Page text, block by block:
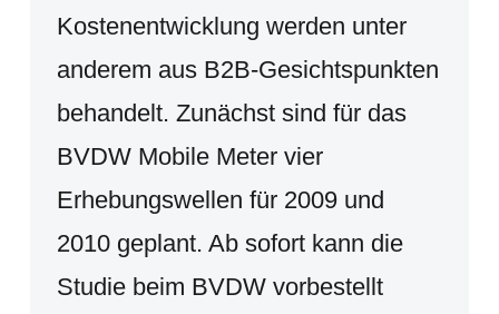
Kostenentwicklung werden unter
anderem aus B2B-Gesichtspunkten
behandelt. Zunächst sind für das
BVDW Mobile Meter vier
Erhebungswellen für 2009 und
2010 geplant. Ab sofort kann die
Studie beim BVDW vorbestellt